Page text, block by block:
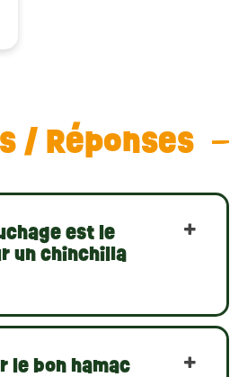
/ Réponses
est le
un chinchilla
le bon hamac